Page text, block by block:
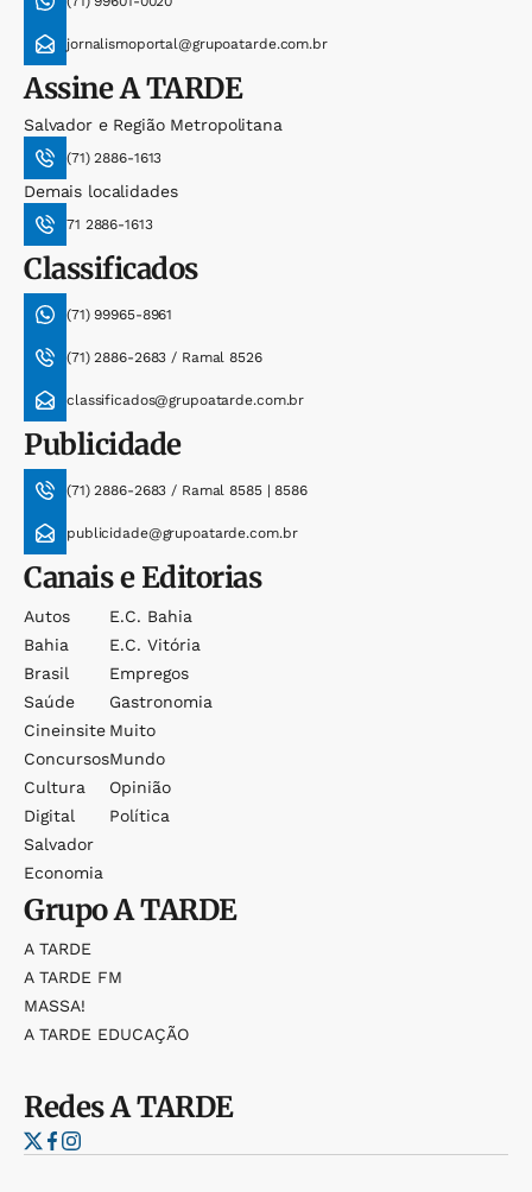
jornalismoportal@grupoatarde.com.br
AssineA TARDE
Salvador e Região Metropolitana
(71) 2886-1613
Demais localidades
71 2886-1613
Classificados
(71) 99965-8961
(71) 2886-2683 / Ramal 8526
classificados@grupoatarde.com.br
Publicidade
(71) 2886-2683 / Ramal 8585 | 8586
publicidade@grupoatarde.com.br
Canais e Editorias
Autos
Bahia
Brasil
Saúde
Cineinsite
Concursos
Cultura
Digital
Salvador
Economia
E.c. Bahia
E.c. Vitória
Empregos
Gastronomia
Muito
Mundo
Opinião
Política
GrupoA TARDE
A TARDE
A TARDE FM
MASSA!
A TARDE EDUCAÇÃO
RedesA TARDE